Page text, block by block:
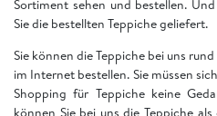
Sortiment sehen und bestellen.
Sie die bestellten Teppiche geliefert.
Sie können die Teppiche bei uns
im Internet bestellen. Sie müssen
Shopping für Teppiche keine
können Sie bei uns die Teppiche